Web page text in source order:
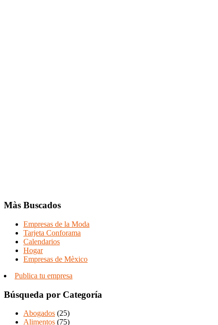
Màs Buscados
Empresas de la Moda
Tarjeta Conforama
Calendarios
Hogar
Empresas de Mèxico
Publica tu empresa
Búsqueda por Categoría
Abogados (25)
Alimentos (75)